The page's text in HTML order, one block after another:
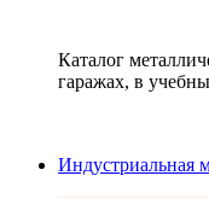
Каталог
гаражах, в
Индустриальная